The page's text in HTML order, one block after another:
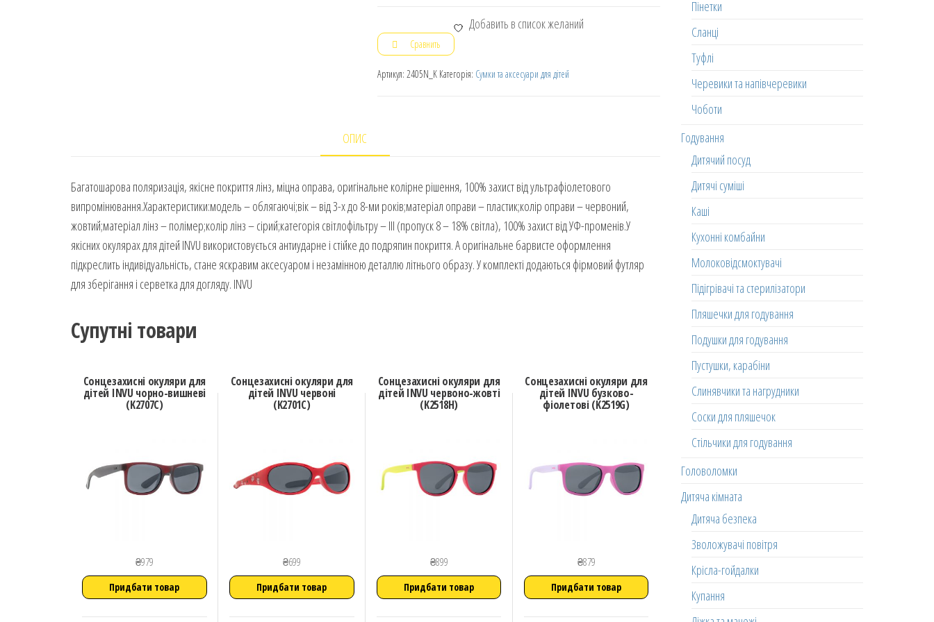
Добавить в список желаний
Сравнить
Артикул: 2405N_K Категорія: Сумки та аксесуари для дітей
ОПИС
Багатошарова поляризація, якісне покриття лінз, міцна оправа, оригінальне колірне рішення, 100% захист від ультрафіолетового
випромінювання.Характеристики:модель – облягаючі;вік – від 3-х до 8-ми років;матеріал оправи – пластик;колір оправи – червоний,
жовтий;матеріал лінз – полімер;колір лінз – сірий;категорія світлофільтру – III (пропуск 8 – 18% світла), 100% захист від УФ-променів.У
якісних окулярах для дітей INVU використовується антиударне і стійке до подряпин покриття. А оригінальне барвисте оформлення
підкреслить індивідуальність, стане яскравим аксесуаром і незамінною деталлю літнього образу. У комплекті додаються фірмовий футляр
для зберігання і серветка для догляду. INVU
Супутні товари
Сонцезахисні окуляри для
дітей INVU чорно-вишневі
(K2707C)
₴979
Придбати товар
Сонцезахисні окуляри для
дітей INVU червоні
(K2701C)
₴699
Придбати товар
Сонцезахисні окуляри для
дітей INVU червоно-жовті
(K2518H)
₴899
Придбати товар
Сонцезахисні окуляри для
дітей INVU бузково-
фіолетові (K2519G)
₴879
Придбати товар
Пінетки
Сланці
Туфлі
Черевики та напівчеревики
Чоботи
Годування
Дитячий посуд
Дитячі суміші
Каші
Кухонні комбайни
Молоковідсмоктувачі
Підігрівачі та стерилізатори
Пляшечки для годування
Подушки для годування
Пустушки, карабіни
Слинявчики та нагрудники
Соски для пляшечок
Стільчики для годування
Головоломки
Дитяча кімната
Дитяча безпека
Зволожувачі повітря
Крісла-гойдалки
Купання